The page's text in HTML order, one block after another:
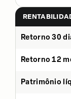
Retorno 30
Retorno 12
Patrimônio